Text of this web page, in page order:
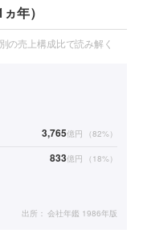
年）
の売上構成比で読み解く
3,765億円 （82%）
833億円 （ 18%）
出所： 会社年鑑 1986年版